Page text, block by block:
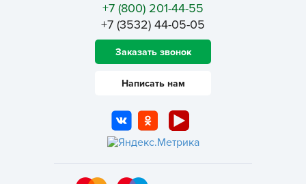
+7 (800) 201-44-55
+7 (3532) 44-05-05
Заказать звонок
Написать нам